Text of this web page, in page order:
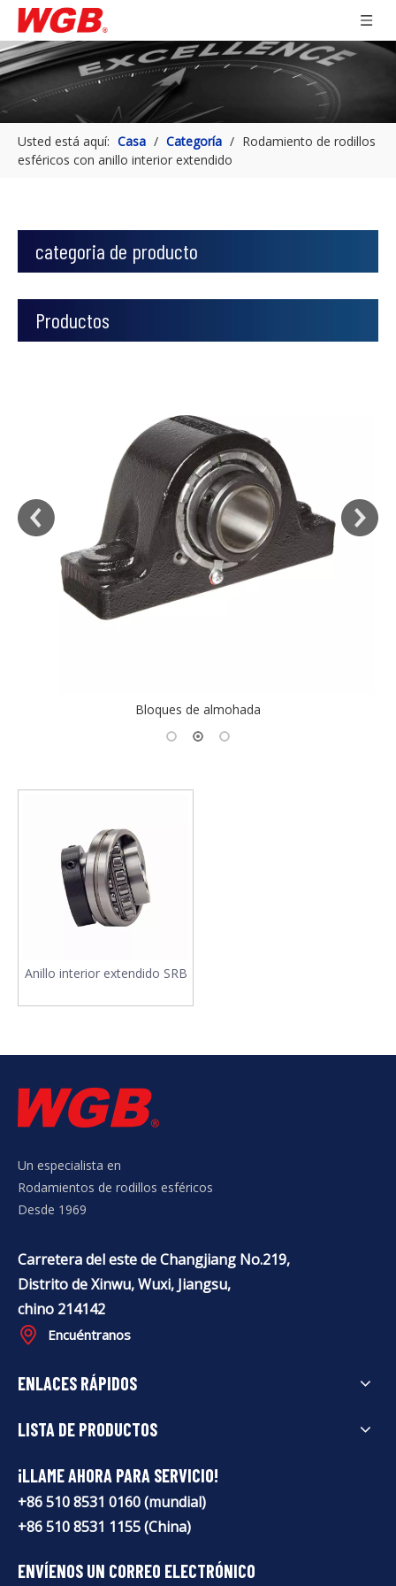
Usted está aquí: Casa / Categoría / Rodamiento de rodillos
esféricos con anillo interior extendido
categoria de producto
Productos
Bloques de almohada
Anillo interior extendido SRB
Un especialista en
Rodamientos de rodillos esféricos
Desde 1969
Carretera del este de Changjiang No.219,
Distrito de Xinwu, Wuxi, Jiangsu,
chino 214142
Encuéntranos
ENLACES RÁPIDOS
LISTA DE PRODUCTOS
¡LLAME AHORA PARA SERVICIO!
+86 510 8531 0160 (mundial)
+86 510 8531 1155 (China)
ENVÍENOS UN CORREO ELECTRÓNICO